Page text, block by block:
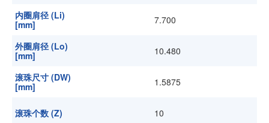
内圈肩径 (Li)
[mm]
7.700
外圈肩径 (Lo)
[mm]
10.480
滚珠尺寸 (DW)
[mm]
1.5875
滚珠个数 (Z) 10